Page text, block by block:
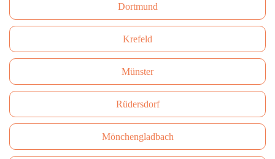
Dortmund
Krefeld
Münster
Rüdersdorf
Mönchengladbach